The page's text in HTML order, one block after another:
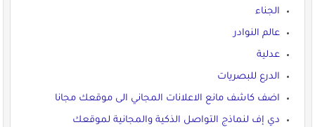
الجناء
عالم النوادر
عدلية
الدرع للبصريات
اضف كاشف مانع الاعلانات المجاني الى موقعك مجانا
دي إف لنماذج التواصل الذكية والمجانية لموقعك